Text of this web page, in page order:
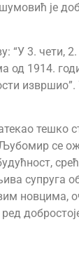
је
“У 3.
од 1914.
извршио”.
се
супруга
новцима,